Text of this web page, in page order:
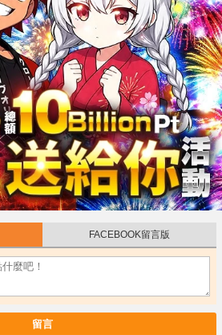
FACEBOOK留言版
留言